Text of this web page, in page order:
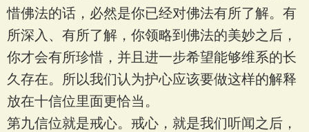
惜佛法的话，必然是你已经对佛法有所了解。有
所深入、有所了解，你领略到佛法的美妙之后，
你才会有所珍惜，并且进一步希望能够维系的长
久存在。所以我们认为护心应该要做这样的解释
放在十信位里面更恰当。
第九信位就是戒心。戒心，就是我们听闻之后，